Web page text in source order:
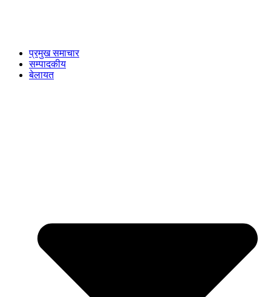
प्रमुख समाचार
सम्पादकीय
बेलायत